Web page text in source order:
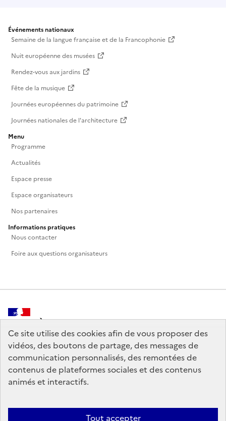
Ce site utilise des cookies afin de vous proposer des
vidéos, des boutons de partage, des messages de
communication personnalisés, des remontées de
contenus de plateformes sociales et des contenus
animés et interactifs.
Tout accepter
Événements nationaux
Semaine de la langue française et de la Francophonie
Nuit européenne des musées
Rendez-vous aux jardins
Fête de la musique
Journées européennes du patrimoine
Journées nationales de l'architecture
Menu
Programme
Actualités
Espace presse
Espace organisateurs
Nos partenaires
Informations pratiques
Nous contacter
Foire aux questions organisateurs
MINISTÈRE
DE LA CULTURE
legifrance.gouv.fr
service-public.gouv.fr
data.gouv.fr